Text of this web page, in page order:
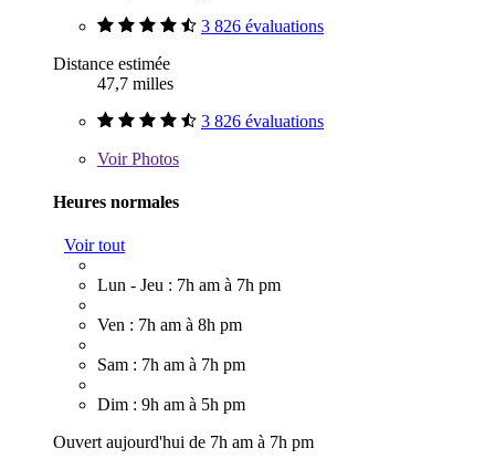
3 826 évaluations
Distance estimée
47,7 milles
3 826 évaluations
VoirPhotos
Heures normales
Voir tout
Lun - Jeu : 7h am à 7h pm
Ven : 7h am à 8h pm
Sam : 7h am à 7h pm
Dim : 9h am à 5h pm
Ouvert aujourd'hui de 7h am à 7h pm